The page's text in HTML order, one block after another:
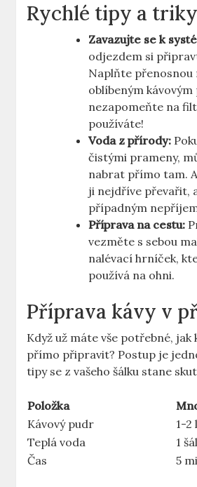
Rychlé tipy a triky
Zavazujte se k
odjezdem si
Naplňte přenosnou
oblíbeným
nezapomeňte na
používáte!
Voda z přírody:
čistými prameny,
nabrat přímo tam.
ji nejdříve převařit,
případným
Příprava na cestu:
vezměte s sebou
nalévací hrníček,
používá na ohni.
Příprava kávy v
Když už máte vše potřebné, jak
přímo připravit? Postup je
tipy se z vašeho šálku stane
Položka
Kávový pudr
1-2
Teplá voda
1
Čas
5